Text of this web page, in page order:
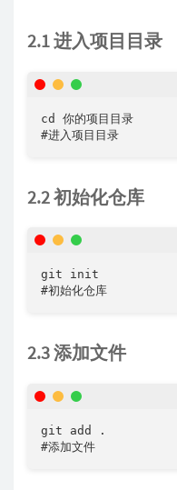
2.1 进入项目目录
cd 你的项目目录
#进入项目目录
2.2 初始化仓库
git init
#初始化仓库
2.3 添加文件
git add .
#添加文件